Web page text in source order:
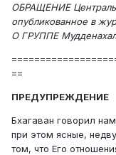
ОБРАЩЕНИЕ
опубликованное в
О ГРУППЕ
==
ПРЕДУПРЕЖДЕНИЕ
Бхагаван говорил
при этом ясные,
том, что Его